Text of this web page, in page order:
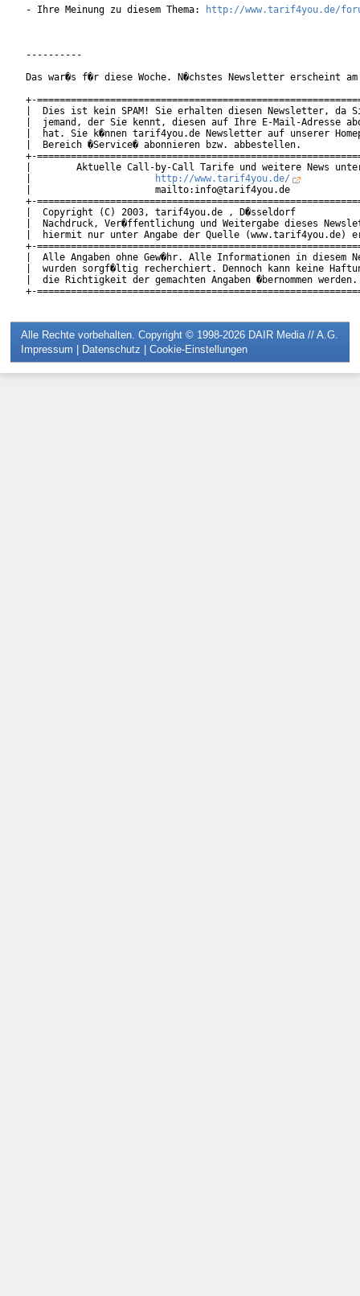
- Ihre Meinung zu diesem Thema:
http://www.tarif4you.de/
----------
Das war�s f�r diese Woche. N�chstes Newsletter erscheint
+-
|  Dies ist kein SPAM! Sie erhalten diesen Newsletter, da
|  jemand, der Sie kennt, diesen auf Ihre E-Mail-Adresse
|  hat. Sie k�nnen tarif4you.de Newsletter auf unserer
|  Bereich �Service� abonnieren bzw. abbestellen.
+-
|        Aktuelle Call-by-Call Tarife und weitere News
http://www.tarif4you.de/
|                      mailto:info@tarif4you.de
+-
|  Copyright (C) 2003, tarif4you.de , D�sseldorf
|  Nachdruck, Ver�ffentlichung und Weitergabe dieses
|  hiermit nur unter Angabe der Quelle
+-
|  Alle Angaben ohne Gew�hr. Alle Informationen in diesem
|  wurden sorgf�ltig recherchiert. Dennoch kann keine
|  die Richtigkeit der gemachten Angaben �bernommen
Alle Rechte vorbehalten. Copyright © 1998-2026 DAIR Media // A.G.
Impressum | Datenschutz | Cookie-Einstellungen